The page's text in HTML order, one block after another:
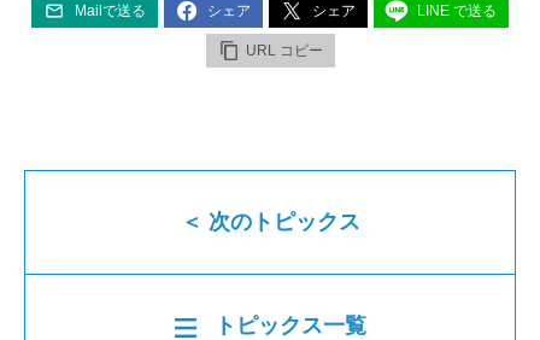
Mailで送る シェア シェア LINE で送る
URL コピー
＜ 次のトピックス
トピックス一覧